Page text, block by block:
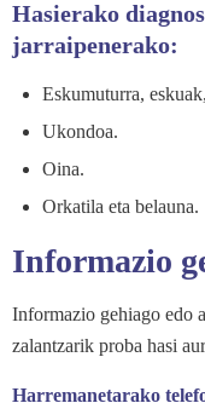
Hasierako
jarraipenerako:
Eskumuturra,
Ukondoa.
Oina.
Orkatila eta belauna.
Informazio
Informazio gehiago edo
zalantzarik proba hasi
Harremanetarako